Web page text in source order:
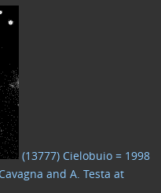
(13777) Cielobuio = 1998
and A. Testa at